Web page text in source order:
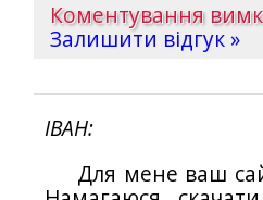
Коментування
Залишити відгук »
ІВАН
Для мене ваш